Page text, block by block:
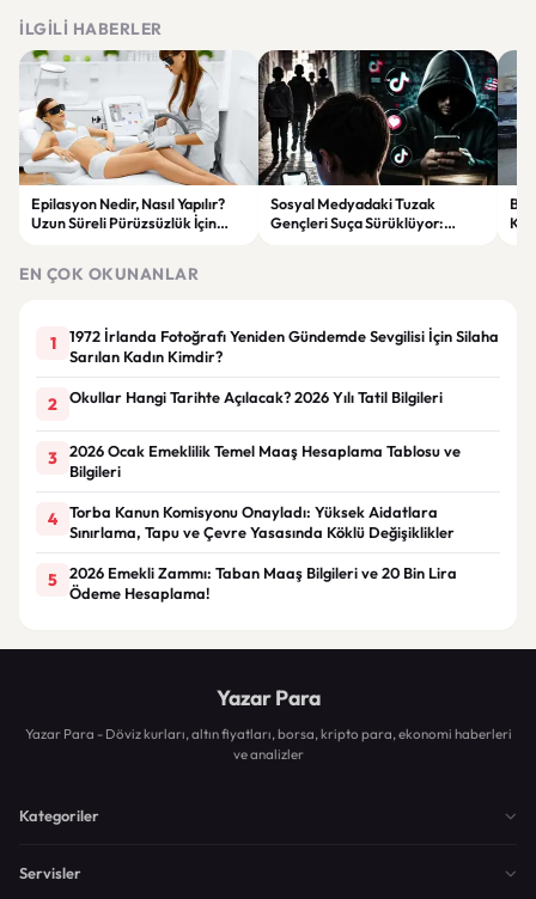
İLGILI HABERLER
Epilasyon Nedir, Nasıl Yapılır?
Uzun Süreli Pürüzsüzlük İçin
Sosyal Medyadaki Tuzak
Gençleri Suça Sürüklüyor:
EN ÇOK OKUNANLAR
1
1972 İrlanda Fotoğrafı Yeniden Gündemde Sevgilisi İçin Silaha
Sarılan Kadın Kimdir?
2 Okullar Hangi Tarihte Açılacak? 2026 Yılı Tatil Bilgileri
3
2026 Ocak Emeklilik Temel Maaş Hesaplama Tablosu ve
Bilgileri
4
Torba Kanun Komisyonu Onayladı: Yüksek Aidatlara
Sınırlama, Tapu ve Çevre Yasasında Köklü Değişiklikler
5
2026 Emekli Zammı: Taban Maaş Bilgileri ve 20 Bin Lira
Ödeme Hesaplama!
Yazar Para
Yazar Para - Döviz kurları, altın fiyatları, borsa, kripto para, ekonomi haberleri
ve analizler
Kategoriler
Servisler